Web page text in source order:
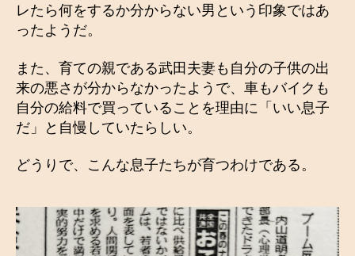
レたら何をするか分からない男という印象ではあ
ったようだ。
また、育ての親である武田夫妻も自分の子供の出
来の悪さが分からなかったようで、車もバイクも
自分の給料で買っていることを理由に「いい息子
だ」と自慢していたらしい。
どうりで、こんな息子たちが育つわけである。